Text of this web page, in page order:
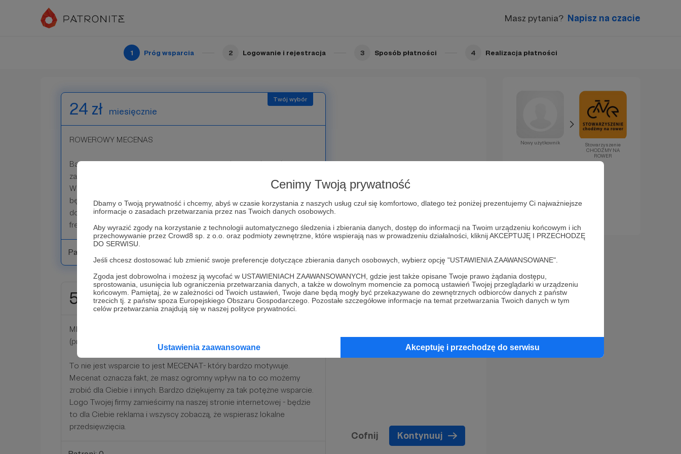
Cenimy Twoją prywatność
Dbamy o Twoją prywatność i chcemy, abyś w czasie korzystania z naszych usług czuł się komfortowo, dlatego też poniżej prezentujemy Ci najważniejsze
informacje o zasadach przetwarzania przez nas Twoich danych osobowych.
Aby wyrazić zgody na korzystanie z technologii automatycznego śledzenia i zbierania danych, dostęp do informacji na Twoim urządzeniu końcowym i ich
przechowywanie przez Crowd8 sp. z o.o. oraz podmioty zewnętrzne, które wspierają nas w prowadzeniu działalności, kliknij AKCEPTUJĘ I PRZECHODZĘ
DO SERWISU.
Jeśli chcesz dostosować lub zmienić swoje preferencje dotyczące zbierania danych osobowych, wybierz opcję "USTAWIENIA ZAAWANSOWANE".
Zgoda jest dobrowolna i możesz ją wycofać w USTAWIENIACH ZAAWANSOWANYCH, gdzie jest także opisane Twoje prawo żądania dostępu,
sprostowania, usunięcia lub ograniczenia przetwarzania danych, a także w dowolnym momencie za pomocą ustawień Twojej przeglądarki w urządzeniu
końcowym. Pamiętaj, że w zależności od Twoich ustawień, Twoje dane będą mogły być przekazywane do zewnętrznych odbiorców danych z państw
trzecich tj. z państw spoza Europejskiego Obszaru Gospodarczego. Pozostałe szczegółowe informacje na temat przetwarzania Twoich danych w tym
celów przetwarzania znajdują się w naszej polityce prywatności.
Ustawienia zaawansowane Akceptuję i przechodzę do serwisu
Masz pytania? Napisz na czacie
1 Próg wsparcia 2 Logowanie i rejestracja 3 Sposób płatności 4 Realizacja płatności
Stowarzyszenie i kolejne nasze projekty. Zyskasz naszą niewyobrażalną
24 zł miesięcznie
ROWEROWY MECENAS
Bardzo dziękujemy za tak duże wsparcie! Oprócz nagród, które
zaproponowaliśmy powyżej, dostaniesz również wstęp do grupy na
WhatsApp, w której umawiamy się na rowerowe ustawki. Dzięki temu
będziesz mógł lepiej poznać nowe miejscówki, zdobędziesz nowe
doświadczenia kolarskie i spędzisz czas z prawdziwymi rowerowymi
freakami.
Patroni: 0
58 zł miesięcznie
MECENAT
(próg dla firm)
To nie jest wsparcie to jest MECENAT- który bardzo motywuje.
Mecenat oznacza fakt, że masz ogromny wpływ na to co możemy
zrobić dla Ciebie i innych. Bardzo dziękujemy za tak potężne wsparcie.
Logo Twojej firmy zamieścimy na naszej stronie internetowej - będzie
to dla Ciebie reklama i wszyscy zobaczą, że wspierasz lokalne
przedsięwzięcia.
Cofnij Kontynuuj
Nowy użytkownik
Stowarzyszenie
CHODŹMY NA
ROWER
Patronem!